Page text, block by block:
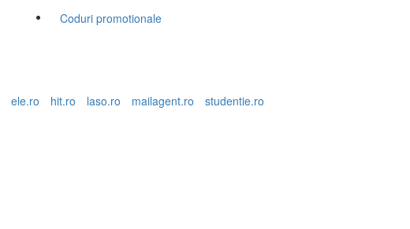
Coduri promotionale
ele.ro hit.ro laso.ro mailagent.ro
studentie.ro